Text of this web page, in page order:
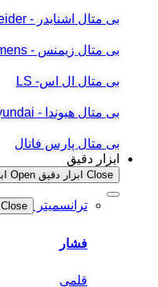
بی متال اشنایدر - Schneider
بی متال زیمنس - Siemens
بی متال ال اس- LS
بی متال هیوندا - Hyundai
بی متال پارس فانال
ابزار دقیق
Close ابزار دقیق Open ابزار دقیق
ترانسمیتر Close ترانسمیتر
فشار
قلمی